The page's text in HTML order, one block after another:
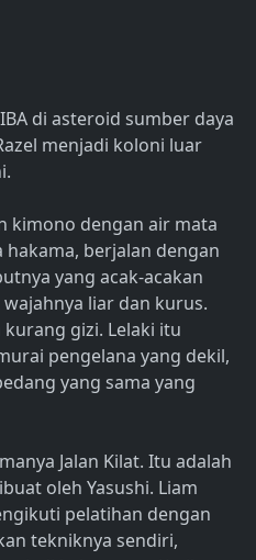
di asteroid sumber daya
menjadi koloni luar
kimono dengan air mata
berjalan dengan
yang acak-acakan
liar dan kurus.
gizi. Lelaki itu
pengelana yang dekil,
yang sama yang
Jalan Kilat. Itu adalah
oleh Yasushi. Liam
pelatihan dengan
tekniknya sendiri,